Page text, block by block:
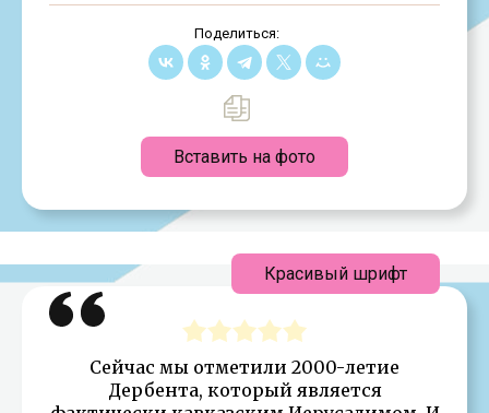
Поделиться:
Вставить на фото
Сейчас мы отметили 2000-летие
Дербента, который является
Красивый шрифт